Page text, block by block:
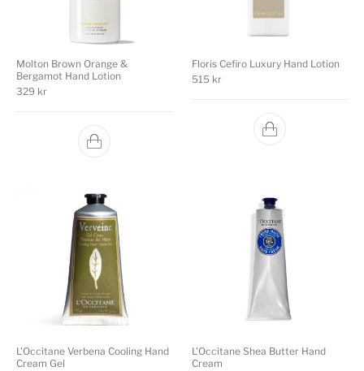
Molton Brown Orange &
Bergamot Hand Lotion
329 kr
Floris Cefiro Luxury Hand Lotion
515 kr
L'Occitane Verbena Cooling Hand
Cream Gel
L'Occitane Shea Butter Hand
Cream